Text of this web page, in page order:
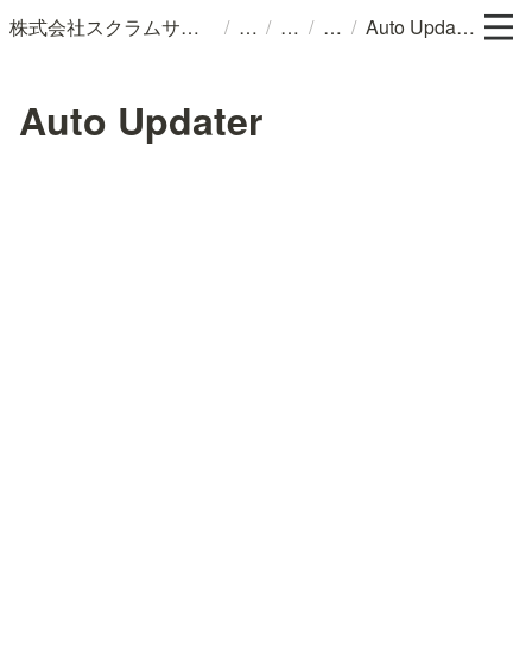
株式会社スクラムサイン / / / / Auto Updater
Auto Updater